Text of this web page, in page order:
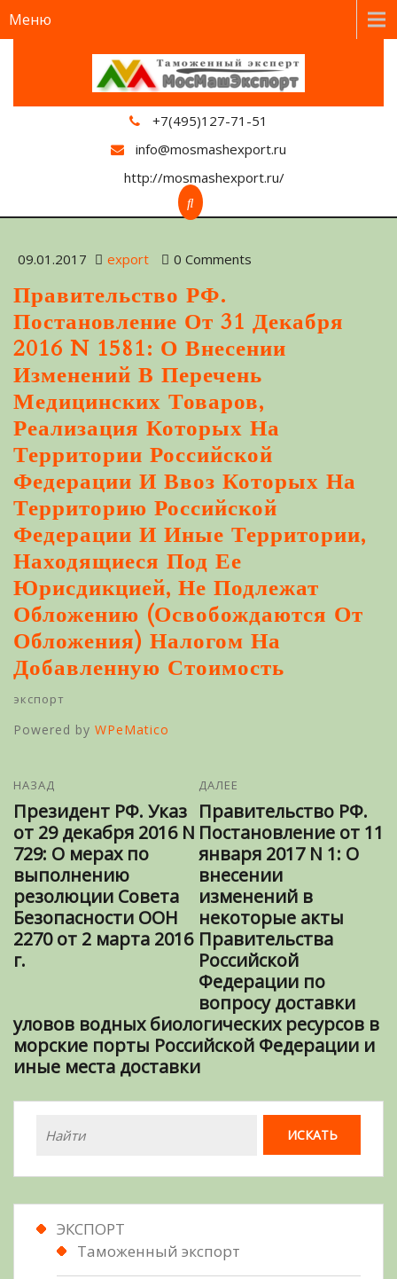
Меню
+7(495)127-71-51
info@mosmashexport.ru
http://mosmashexport.ru/
09.01.2017 export 0 Comments
Правительство РФ.
Постановление От 31 Декабря
2016 N 1581: О Внесении
Изменений В Перечень
Медицинских Товаров,
Реализация Которых На
Территории Российской
Федерации И Ввоз Которых На
Территорию Российской
Федерации И Иные Территории,
Находящиеся Под Ее
Юрисдикцией, Не Подлежат
Обложению (освобождаются От
Обложения) Налогом На
Добавленную Стоимость
экспорт
Powered by WPeMatico
НАЗАД
Президент РФ. Указ
от 29 декабря 2016 N
729: О мерах по
выполнению
резолюции Совета
Безопасности ООН
2270 от 2 марта 2016
г.
ДАЛЕЕ
Правительство РФ.
Постановление от 11
января 2017 N 1: О
внесении
изменений в
некоторые акты
Правительства
Российской
Федерации по
вопросу доставки
уловов водных биологических ресурсов в
морские порты Российской Федерации и
иные места доставки
ЭКСПОРТ
Таможенный экспорт